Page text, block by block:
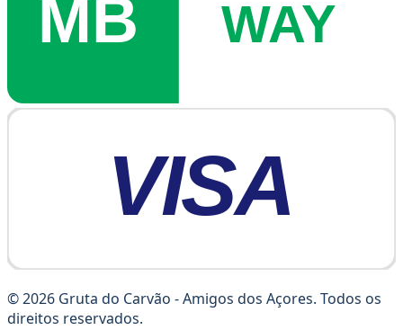
© 2026 Gruta do Carvão - Amigos dos Açores. Todos os
direitos reservados.